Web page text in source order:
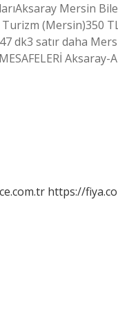
Mersin
(Mersin)350
satır daha
MESAFELERİ
https://